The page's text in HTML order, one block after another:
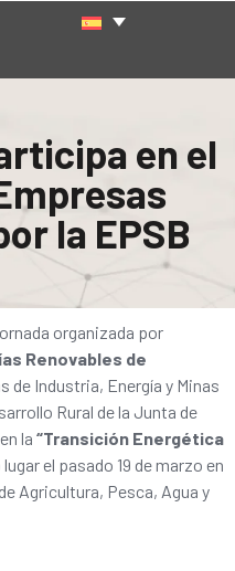
en el
la EPSB
organizada por
Renovables de
de Industria, Energía y Minas
Rural de la Junta de
la “Transición Energética
el pasado 19 de marzo en
Agricultura, Pesca, Agua y